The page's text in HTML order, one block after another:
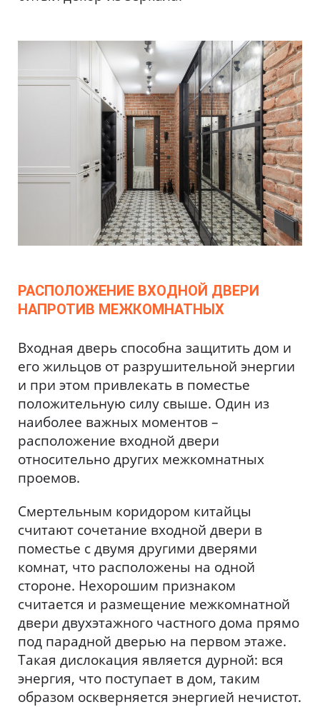
РАСПОЛОЖЕНИЕ ВХОДНОЙ ДВЕРИ
НАПРОТИВ МЕЖКОМНАТНЫХ
Входная дверь способна защитить дом и
его жильцов от разрушительной энергии
и при этом привлекать в поместье
положительную силу свыше. Один из
наиболее важных моментов –
расположение входной двери
относительно других межкомнатных
проемов.
Смертельным коридором китайцы
считают сочетание входной двери в
поместье с двумя другими дверями
комнат, что расположены на одной
стороне. Нехорошим признаком
считается и размещение межкомнатной
двери двухэтажного частного дома прямо
под парадной дверью на первом этаже.
Такая дислокация является дурной: вся
энергия, что поступает в дом, таким
образом оскверняется энергией нечистот.